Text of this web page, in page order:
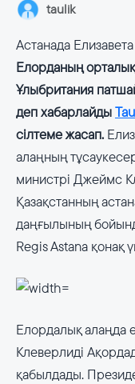
taulik
Астанада
Елорданың
Ұлыбритания
деп хабарлайды
сілтеме жасап.
алаңның
министрі Джеймс
Қазақстанның
даңғылының
Regis Astana қонақ
Елордалық алаңда
Клеверлиді
қабылдады.